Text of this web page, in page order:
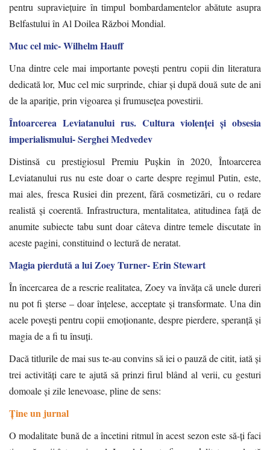
pentru supraviețuire în timpul bombardamentelor abătute asupra
Belfastului în Al Doilea Război Mondial.
Muc cel mic- Wilhelm Hauff
Una dintre cele mai importante povești pentru copii din literatura
dedicată lor, Muc cel mic surprinde, chiar și după două sute de ani
de la apariție, prin vigoarea și frumusețea povestirii.
Întoarcerea Leviatanului rus. Cultura violenței și obsesia
imperialismului- Serghei Medvedev
Distinsă cu prestigiosul Premiu Pușkin în 2020, Întoarcerea
Leviatanului rus nu este doar o carte despre regimul Putin, este,
mai ales, fresca Rusiei din prezent, fără cosmetizări, cu o redare
realistă și coerentă. Infrastructura, mentalitatea, atitudinea față de
anumite subiecte tabu sunt doar câteva dintre temele discutate în
aceste pagini, constituind o lectură de neratat.
Magia pierdută a lui Zoey Turner- Erin Stewart
În încercarea de a rescrie realitatea, Zoey va învăța că unele dureri
nu pot fi șterse – doar înțelese, acceptate și transformate. Una din
acele povești pentru copii emoționante, despre pierdere, speranță și
magia de a fi tu însuți.
Dacă titlurile de mai sus te-au convins să iei o pauză de citit, iată și
trei activități care te ajută să prinzi firul blând al verii, cu gesturi
domoale și zile lenevoase, pline de sens:
Ține un jurnal
O modalitate bună de a încetini ritmul în acest sezon este să-ți faci